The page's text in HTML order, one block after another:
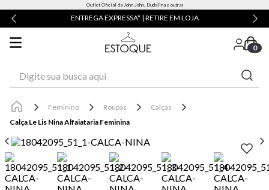
Outlet Oficial da John John, Dudalina e outras
ENTREGA EXPRESSA* | RETIRE EM LOJA
0
Feminino Roupas
Calças
Calça Le Lis Nina Alfaiataria Feminina